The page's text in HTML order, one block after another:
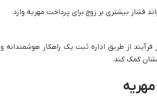
فشار بیشتری بر زوج برای پرداخت مهریه وارد
فرآیند از طریق اداره ثبت یک راهکار هوشمندانه و
کمک کند.